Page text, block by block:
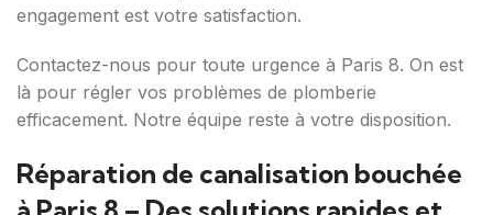
engagement est votre satisfaction.
Contactez-nous pour toute urgence à Paris 8. On est
là pour régler vos problèmes de plomberie
efficacement. Notre équipe reste à votre disposition.
Réparation de canalisation bouchée